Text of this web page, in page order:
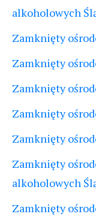
alkoholowych
Zamknięty
Zamknięty
Zamknięty
Zamknięty
Zamknięty
Zamknięty
alkoholowych
Zamknięty